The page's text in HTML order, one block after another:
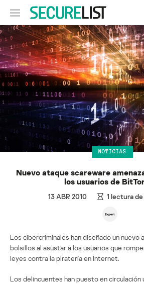
NOTICIAS
Nuevo ataque scareware
los usuarios de
13 ABR 2010 1 lectura
Los cibercriminales han diseñado un nuevo
bolsillos al asustar a los usuarios que
leyes contra la piratería en Internet.
Los delincuentes han puesto en circulación